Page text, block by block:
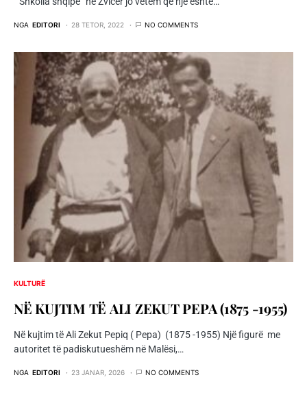
NGA EDITORI 28 TETOR, 2022 NO COMMENTS
KULTURË
NЁ KUJTIM TЁ ALI ZEKUT PEPA (1875 -1955)
Në kujtim të Ali Zekut Pepiq ( Pepa) (1875 -1955) Një figurë me
autoritet të padiskutueshëm në Malësi,…
NGA EDITORI 23 JANAR, 2026 NO COMMENTS